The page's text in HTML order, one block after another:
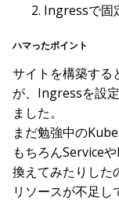
Ingressで固
ハマったポイント
サイトを構築する
が、Ingressを設
ました。
まだ勉強中の
もちろんService
換えてみたりした
リソースが不足